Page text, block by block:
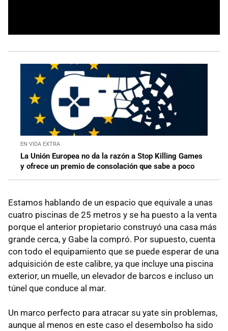
EN VIDA EXTRA
La Unión Europea no da la razón a Stop Killing Games
y ofrece un premio de consolación que sabe a poco
Estamos hablando de un espacio que equivale a unas
cuatro piscinas de 25 metros y se ha puesto a la venta
porque el anterior propietario construyó una casa más
grande cerca, y Gabe la compró. Por supuesto, cuenta
con todo el equipamiento que se puede esperar de una
adquisición de este calibre, ya que incluye una piscina
exterior, un muelle, un elevador de barcos e incluso un
túnel que conduce al mar.
Un marco perfecto para atracar su yate sin problemas,
aunque al menos en este caso el desembolso ha sido